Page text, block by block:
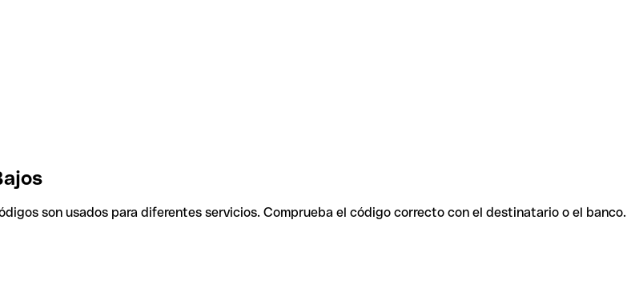
son usados para diferentes servicios. Comprueba el código correcto con el destinatario o el banco.